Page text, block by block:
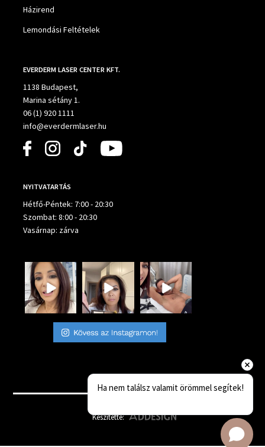
Házirend
Lemondási Feltételek
EVERDERM LASER CENTER KFT.
1138 Budapest,
Marina sétány 1.
06 (1) 920 1111
info@everdermlaser.hu
NYITVATARTÁS
Hétfő-Péntek: 7:00 - 20:30
Szombat: 8:00 - 20:30
Vasárnap: zárva
Készítette:
Ha nem találsz valamit örömmel segítek!